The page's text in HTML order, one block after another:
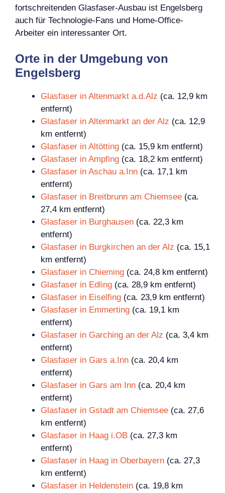
fortschreitenden Glasfaser-Ausbau ist Engelsberg
auch für Technologie-Fans und Home-Office-
Arbeiter ein interessanter Ort.
Orte in der Umgebung von
Engelsberg
Glasfaser in Altenmarkt a.d.Alz (ca. 12,9 km
entfernt)
Glasfaser in Altenmarkt an der Alz (ca. 12,9
km entfernt)
Glasfaser in Altötting (ca. 15,9 km entfernt)
Glasfaser in Ampfing (ca. 18,2 km entfernt)
Glasfaser in Aschau a.Inn (ca. 17,1 km
entfernt)
Glasfaser in Breitbrunn am Chiemsee (ca.
27,4 km entfernt)
Glasfaser in Burghausen (ca. 22,3 km
entfernt)
Glasfaser in Burgkirchen an der Alz (ca. 15,1
km entfernt)
Glasfaser in Chieming (ca. 24,8 km entfernt)
Glasfaser in Edling (ca. 28,9 km entfernt)
Glasfaser in Eiselfing (ca. 23,9 km entfernt)
Glasfaser in Emmerting (ca. 19,1 km
entfernt)
Glasfaser in Garching an der Alz (ca. 3,4 km
entfernt)
Glasfaser in Gars a.Inn (ca. 20,4 km
entfernt)
Glasfaser in Gars am Inn (ca. 20,4 km
entfernt)
Glasfaser in Gstadt am Chiemsee (ca. 27,6
km entfernt)
Glasfaser in Haag i.OB (ca. 27,3 km
entfernt)
Glasfaser in Haag in Oberbayern (ca. 27,3
km entfernt)
Glasfaser in Heldenstein (ca. 19,8 km